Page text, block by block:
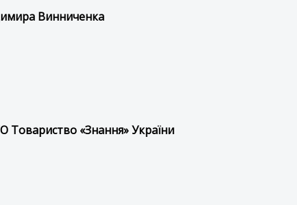
Винниченка
Товариство «Знання» України